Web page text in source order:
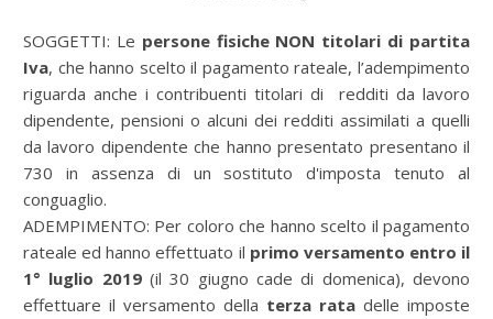
SOGGETTI: Le persone fisiche NON titolari di partita
Iva, che hanno scelto il pagamento rateale, l’adempimento
riguarda anche i contribuenti titolari di redditi da lavoro
dipendente, pensioni o alcuni dei redditi assimilati a quelli
da lavoro dipendente che hanno presentato presentano il
730 in assenza di un sostituto d'imposta tenuto al
conguaglio.
ADEMPIMENTO: Per coloro che hanno scelto il pagamento
rateale ed hanno effettuato il primo versamento entro il
1° luglio 2019(il 30 giugno cade di domenica), devono
effettuare il versamento della terza rata delle imposte